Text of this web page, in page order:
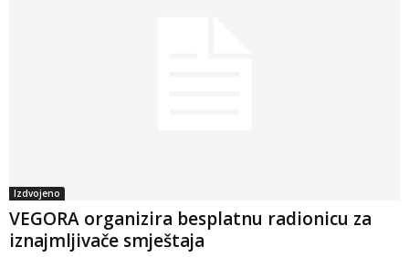
Izdvojeno
VEGORA organizira besplatnu radionicu za
iznajmljivače smještaja